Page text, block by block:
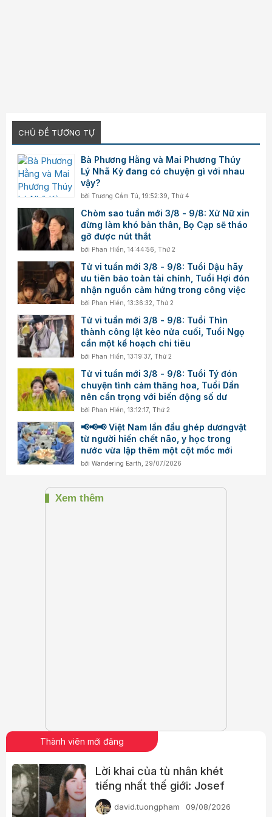
CHỦ ĐỀ TƯƠNG TỰ
Bà Phương Hằng và Mai Phương Thúy
Lý Nhã Kỳ đang có chuyện gì với nhau
vậy?
bởiTrương Cẩm Tú ,19:52:39, Thứ 4
Chòm sao tuần mới 3/8 - 9/8: Xử Nữ xin
đừng làm khó bản thân, Bọ Cạp sẽ tháo
gỡ được nút thắt
bởi Phan Hiền ,14:44:56, Thứ 2
Tử vi tuần mới 3/8 - 9/8: Tuổi Dậu hãy
ưu tiên bảo toàn tài chính, Tuổi Hợi đón
nhận nguồn cảm hứng trong công việc
bởi Phan Hiền ,13:36:32, Thứ 2
Tử vi tuần mới 3/8 - 9/8: Tuổi Thìn
thành công lật kèo nửa cuối, Tuổi Ngọ
cần một kế hoạch chi tiêu
bởi Phan Hiền ,13:19:37, Thứ 2
Tử vi tuần mới 3/8 - 9/8: Tuổi Tý đón
chuyện tình cảm thăng hoa, Tuổi Dần
nên cẩn trọng với biến động số dư
bởi Phan Hiền ,13:12:17, Thứ 2
📢📢📢 Việt Nam lần đầu ghép dươngvật
từ người hiến chết não, y học trong
nước vừa lập thêm một cột mốc mới
bởiWandering Earth ,29/07/2026
Thành viên mới đăng
Lời khai của tù nhân khét
tiếng nhất thế giới: Josef
Fritzldavid.tuongpham 09/08/2026